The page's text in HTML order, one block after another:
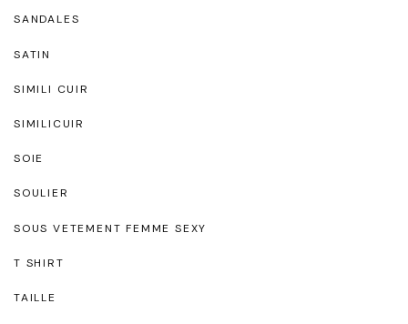
SANDALES
SATIN
SIMILI CUIR
SIMILICUIR
SOIE
SOULIER
SOUS VETEMENT FEMME SEXY
T SHIRT
TAILLE